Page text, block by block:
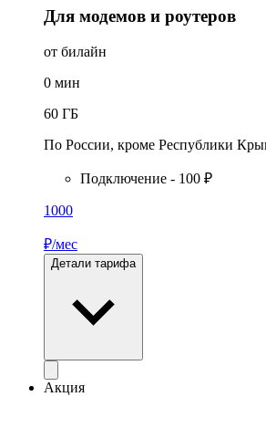
Для модемов и роутеров
от билайн
0 мин
60 ГБ
По России, кроме Республики
Подключение - 100 ₽
1000
₽/мес
Детали тарифа
Акция